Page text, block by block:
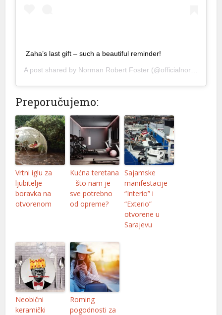
Zaha’s last gift – such a beautiful reminder!
A post shared by Norman Robert Foster (@officialnormanfoster) on
Preporučujemo:
Vrtni iglu za
ljubitelje
boravka na
otvorenom
Kućna teretana
– što nam je
sve potrebno
od opreme?
Sajamske
manifestacije
“Interio” i
“Exterio”
otvorene u
Sarajevu
Neobični
keramički
Roming
pogodnosti za